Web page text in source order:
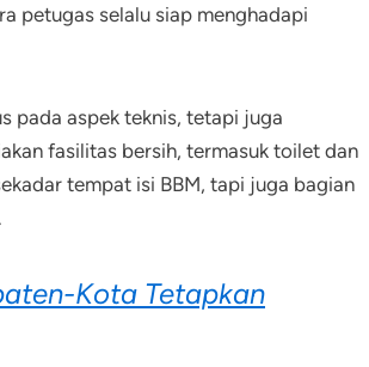
petugas selalu siap menghadapi
pada aspek teknis, tetapi juga
fasilitas bersih, termasuk toilet dan
tempat isi BBM, tapi juga bagian
Kota Tetapkan